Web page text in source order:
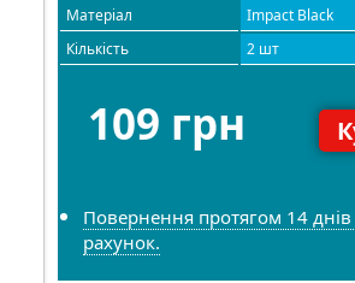
Матеріал
Impact Black
Кількість
2 шт
109 грн
Повернення протягом 14
рахунок.